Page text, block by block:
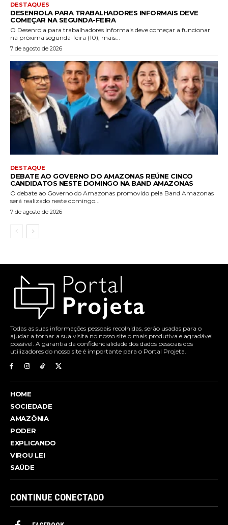
DESTAQUES
DESENROLA PARA TRABALHADORES INFORMAIS DEVE
COMEÇAR NA SEGUNDA-FEIRA
O Desenrola para trabalhadores informais deve começar a funcionar
na próxima segunda-feira (10), mais...
7 de agosto de 2026
DESTAQUE
DEBATE AO GOVERNO DO AMAZONAS REÚNE CINCO
CANDIDATOS NESTE DOMINGO NA BAND AMAZONAS
O debate ao Governo do Amazonas promovido pela Band Amazonas
será realizado neste domingo...
7 de agosto de 2026
Todas as suas informações pessoais recolhidas, serão usadas para o
ajudar a tornar a sua visita no nosso site o mais produtiva e agradável
possível. A garantia da confidencialidade dos dados pessoais dos
utilizadores do nosso site é importante para o Portal Projeta.
HOME
SOCIEDADE
AMAZÔNIA
PODER
EXPLICANDO
VIROU LEI
SAÚDE
CONTINUE CONECTADO